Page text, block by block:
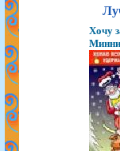
Хочу